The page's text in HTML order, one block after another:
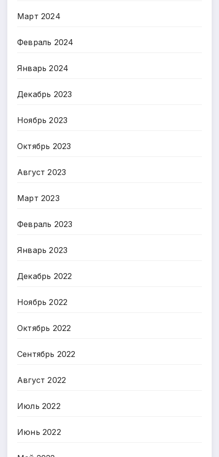
Март 2024
Февраль 2024
Январь 2024
Декабрь 2023
Ноябрь 2023
Октябрь 2023
Август 2023
Март 2023
Февраль 2023
Январь 2023
Декабрь 2022
Ноябрь 2022
Октябрь 2022
Сентябрь 2022
Август 2022
Июль 2022
Июнь 2022